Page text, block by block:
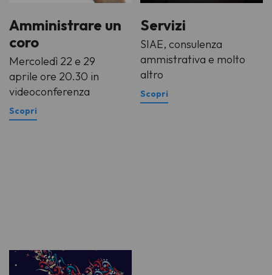
Amministrare un
coro
Mercoledì 22 e 29
aprile ore 20.30 in
videoconferenza
Servizi
SIAE, consulenza
ammistrativa e molto
altro